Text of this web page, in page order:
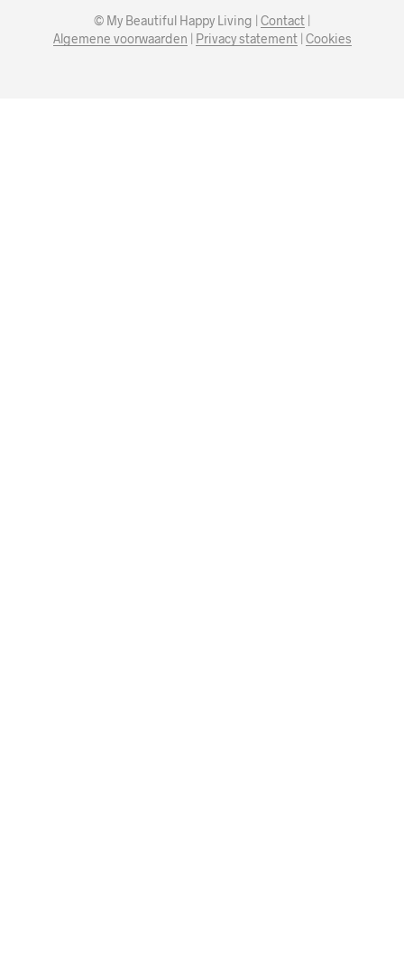
© My Beautiful Happy Living | Contact |
Algemene voorwaarden | Privacy statement| Cookies